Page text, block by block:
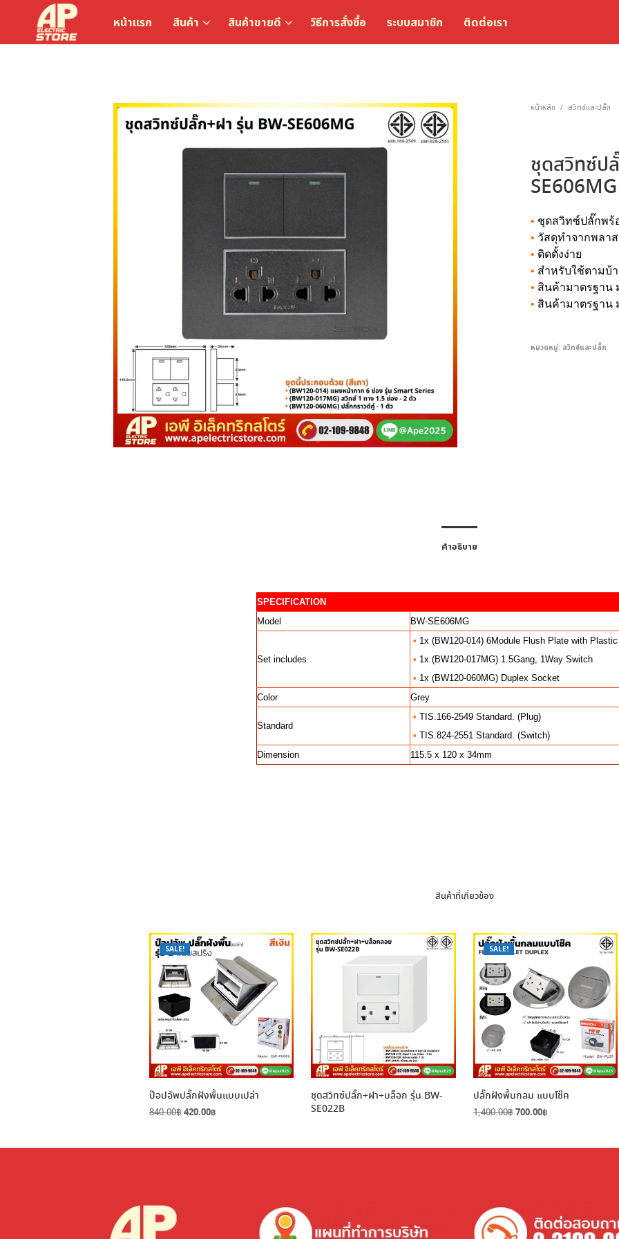
หน้าแรก สินค้า สินค้าขายดี วิธีการสั่งซื้อ ระบบสมาชิก ติดต่อเรา
หน้าหลัก / สวิทซ์และปลั๊ก
ชุดสวิทซ์ป
SE606MG
• ชุดสวิทซ์ปลั๊กพร้
• วัสดุทำจากพลา
• ติดตั้งง่าย
• สำหรับใช้ตามบ้
• สินค้ามาตรฐาน
• สินค้ามาตรฐาน
หมวดหมู่: สวิทซ์และปลั๊ก
คำอธิบาย
SPECIFICATION
Model
BW-SE606MG
Set includes
• 1x (BW120-014) 6Module Flush Plate with
• 1x (BW120-017MG) 1.5Gang, 1Way Switch
• 1x (BW120-060MG) Duplex Socket
Color
Grey
Standard
• TIS.166-2549 Standard. (Plug)
• TIS.824-2551 Standard. (Switch)
Dimension
115.5 x 120 x 34mm
สินค้าที่เกี่ยวข้อง
SALE!
ป๊อปอัพปลั๊กฝังพื้นแบบเปล่า
840.00฿Original
840.00฿.
420.00฿Current
420.00฿.
ชุดสวิทซ์ปลั๊ก+ฝา+บล็อก รุ่น BW-
SE022B
SALE!
ปลั๊กฝังพื้นกลม แบบโช๊ค
1,400.00฿Original
1,400.00฿.
700.00฿Current
700.00฿.